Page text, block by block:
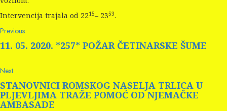
Intervencija trajala od 2215– 2353.
Continue
Reading
PreviousPrevious
post:
11. 05. 2020. *257* POŽAR ČETINARSKE ŠUME
NextNext
post:
STANOVNICI ROMSKOG NASELJA TRLICA U
PLJEVLJIMA TRAŽE POMOĆ OD NJEMAČKE
AMBASADE